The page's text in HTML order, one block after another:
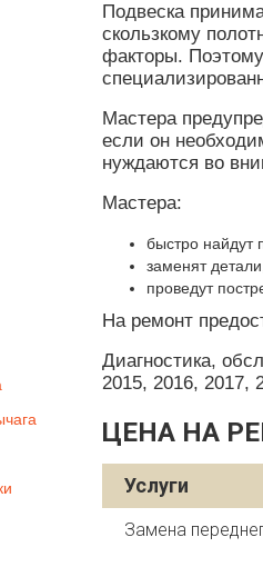
Подвеска
скользкому
факторы.
Мастера
если он
нуждаются во
Мастера:
быстро найдут
заменят
проведут
На ремонт
Диагностика,
2015, 2016, 2017,
ЦЕНА НА
Услуги
Замена